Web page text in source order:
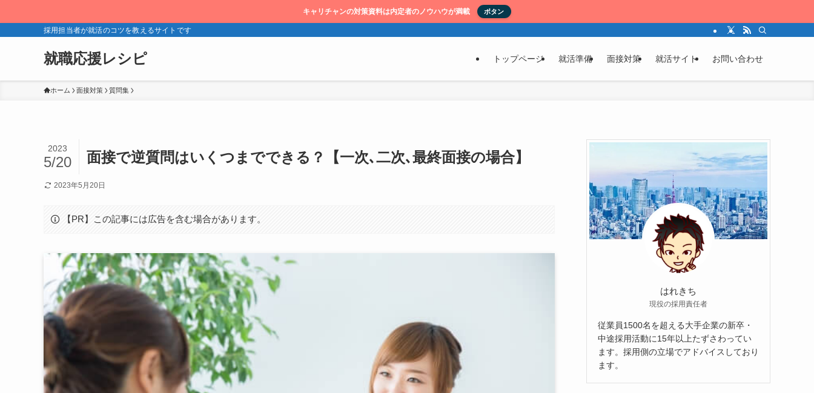
キャリチャンの対策資料は内定者のノウハウが満載 ボタン
採用担当者が就活のコツを教えるサイトです
就職応援レシピ トップページ 就活準備 面接対策 就活サイト お問い合わせ
ホーム 面接対策 質問集
面接で逆質問はいくつまでできる？【一次､二次､最終面接の場合】
2023
5/20
2023年5月20日
【PR】この記事には広告を含む場合があります。
はれきち
現役の採用責任者
従業員1500名を超える大手企業の新卒・
中途採用活動に15年以上たずさわってい
ます。採用側の立場でアドバイスしており
ます。